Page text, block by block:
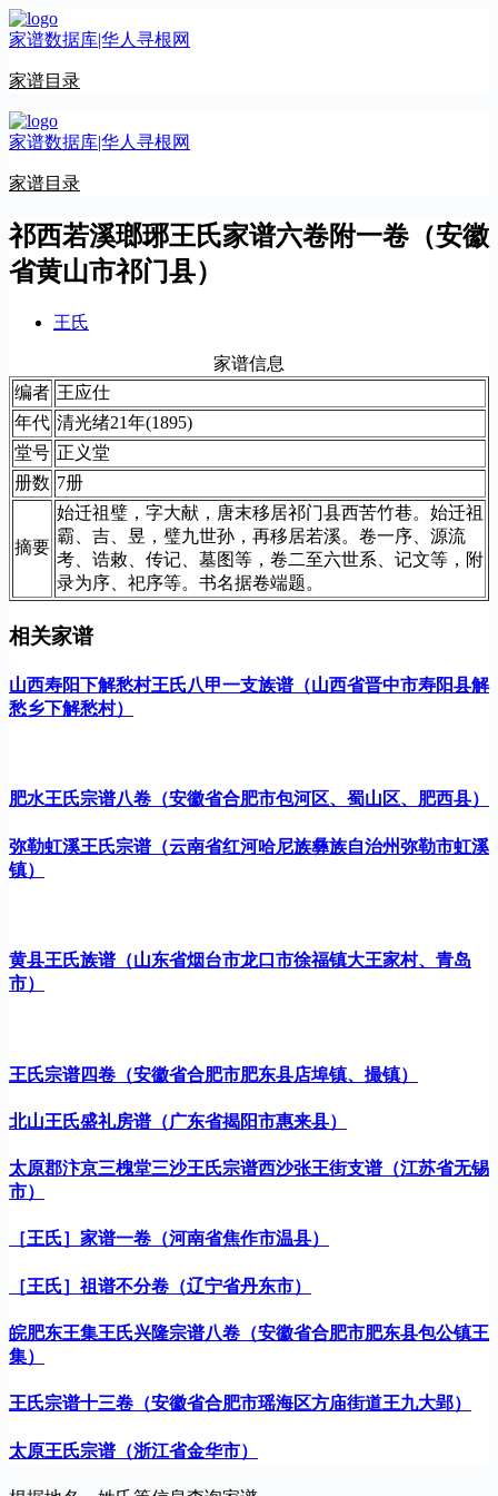
跳
至
容
家谱数据库|华人寻根网
家谱目录
家谱数据库|华人寻根网
家谱目录
祁西若溪瑯琊王氏家谱六卷附一卷（安徽
省黄山市祁门县）
王氏
家谱信息
编者 王应仕
年代 清光绪21年(1895)
堂号 正义堂
册数 7册
摘要
始迁祖璧，字大献，唐末移居祁门县西苦竹巷。始迁祖
霸、吉、昱，璧九世孙，再移居若溪。卷一序、源流
考、诰敕、传记、墓图等，卷二至六世系、记文等，附
录为序、祀序等。书名据卷端题。
相关家谱
山西寿阳下解愁村王氏八甲一支族谱（山西省晋中市寿阳县解
愁乡下解愁村）
肥水王氏宗谱八卷（安徽省合肥市包河区、蜀山区、肥西县）
弥勒虹溪王氏宗谱（云南省红河哈尼族彝族自治州弥勒市虹溪
镇）
黄县王氏族谱（山东省烟台市龙口市徐福镇大王家村、青岛
市）
王氏宗谱四卷（安徽省合肥市肥东县店埠镇、撮镇）
北山王氏盛礼房谱（广东省揭阳市惠来县）
太原郡汴京三槐堂三沙王氏宗谱西沙张王街支谱（江苏省无锡
市）
［王氏］家谱一卷（河南省焦作市温县）
［王氏］祖谱不分卷（辽宁省丹东市）
皖肥东王集王氏兴隆宗谱八卷（安徽省合肥市肥东县包公镇王
集）
王氏宗谱十三卷（安徽省合肥市瑶海区方庙街道王九大郢）
太原王氏宗谱（浙江省金华市）